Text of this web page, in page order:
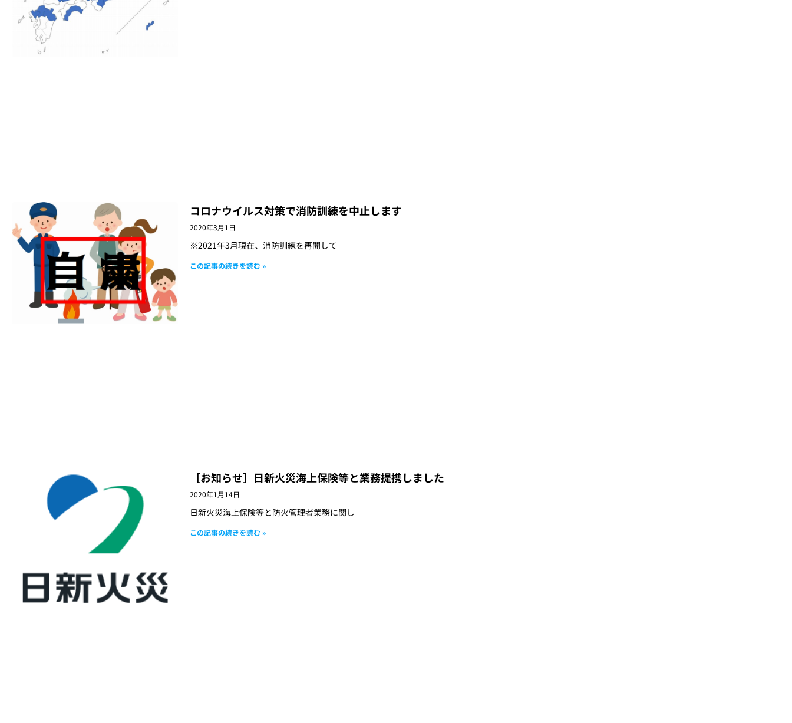
コロナウイルス対策で消防訓練を中止します
2020年3月1日
※2021年3月現在、消防訓練を再開して
この記事の続きを読む »
［お知らせ］日新火災海上保険等と業務提携しました
2020年1月14日
日新火災海上保険等と防火管理者業務に関し
この記事の続きを読む »